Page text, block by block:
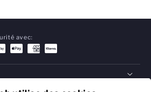
avec: